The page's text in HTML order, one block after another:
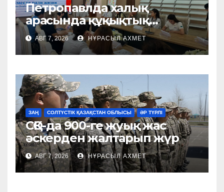
Петропавлда халық
арасында құқықтық
мәдениетті
қалыптастыруға арналған
шара өтті
АВГ 7, 2026 НҰРАСЫЛ АХМЕТ
ЗАҢ СОЛТҮСТІК ҚАЗАҚСТАН ОБЛЫСЫ ӘР ТҮРЛІ
СҚО-да 900-ге жуық жас
әскерден жалтарып жүр
АВГ 7, 2026 НҰРАСЫЛ АХМЕТ